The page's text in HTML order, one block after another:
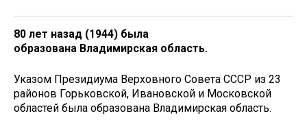
80 лет назад (1944) была
образована Владимирская область.
Указом Президиума Верховного Совета СССР из 23
районов Горьковской, Ивановской и Московской
областей была образована Владимирская область.